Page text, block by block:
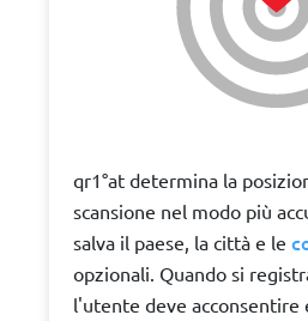
qr1°at determina la
scansione nel modo più
salva il paese, la città e le
opzionali. Quando si
l'utente deve acconsentire